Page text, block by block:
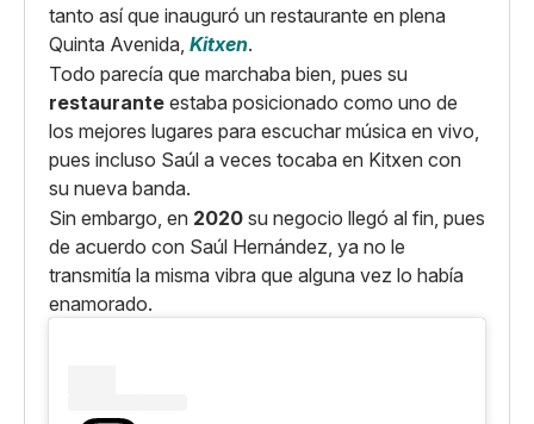
tanto así que inauguró un restaurante en plena
Quinta Avenida, Kitxen.
Todo parecía que marchaba bien, pues su
restaurante estaba posicionado como uno de
los mejores lugares para escuchar música en vivo,
pues incluso Saúl a veces tocaba en Kitxen con
su nueva banda.
Sin embargo, en 2020 su negocio llegó al fin, pues
de acuerdo con Saúl Hernández, ya no le
transmitía la misma vibra que alguna vez lo había
enamorado.